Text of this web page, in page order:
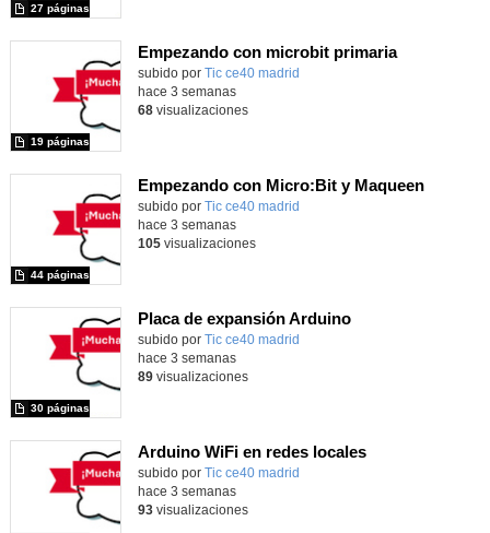
27 páginas
Empezando con microbit primaria
Contenido educativo.
subido por Tic ce40 madrid
19 páginas
hace 3 semanas
68visualizaciones
Empezando con Micro:Bit y Maqueen
Contenido educativo.
subido por Tic ce40 madrid
44 páginas
hace 3 semanas
105visualizaciones
Placa de expansión Arduino
Contenido educativo.
subido por Tic ce40 madrid
30 páginas
hace 3 semanas
89visualizaciones
Arduino WiFi en redes locales
Contenido educativo.
subido por Tic ce40 madrid
hace 3 semanas
93visualizaciones